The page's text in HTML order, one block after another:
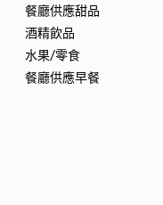
餐廳供應甜品
酒精飲品
水果/零食
餐廳供應早餐